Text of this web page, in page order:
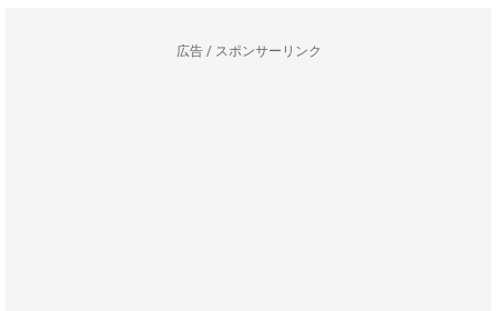
広告 / スポンサーリンク